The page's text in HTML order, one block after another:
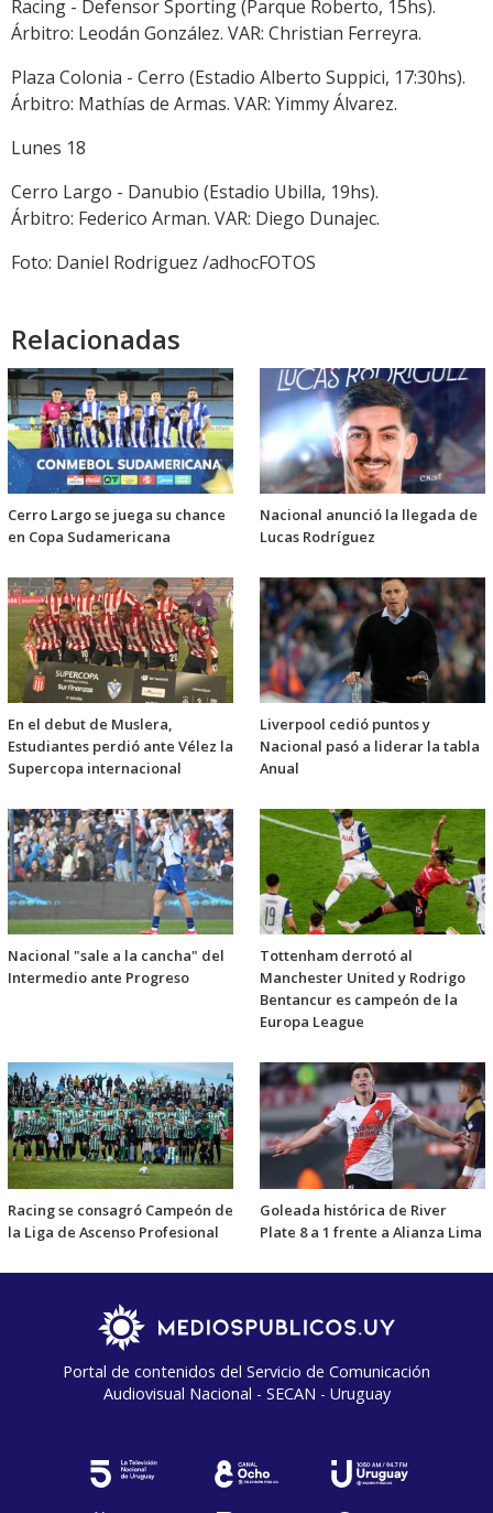
Racing - Defensor Sporting (Parque Roberto, 15hs).
Árbitro: Leodán González. VAR: Christian Ferreyra.
Plaza Colonia - Cerro (Estadio Alberto Suppici, 17:30hs).
Árbitro: Mathías de Armas. VAR: Yimmy Álvarez.
Lunes 18
Cerro Largo - Danubio (Estadio Ubilla, 19hs).
Árbitro: Federico Arman. VAR: Diego Dunajec.
Foto: Daniel Rodriguez /adhocFOTOS
Relacionadas
Cerro Largo se juega su chance
en Copa Sudamericana
Nacional anunció la llegada de
Lucas Rodríguez
En el debut de Muslera,
Estudiantes perdió ante Vélez la
Supercopa internacional
Liverpool cedió puntos y
Nacional pasó a liderar la tabla
Anual
Nacional "sale a la cancha" del
Intermedio ante Progreso
Tottenham derrotó al
Manchester United y Rodrigo
Bentancur es campeón de la
Europa League
Racing se consagró Campeón de
la Liga de Ascenso Profesional
Goleada histórica de River
Plate 8 a 1 frente a Alianza Lima
Portal de contenidos del Servicio de Comunicación
Audiovisual Nacional - SECAN - Uruguay